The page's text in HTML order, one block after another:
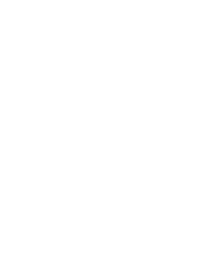
una rete globale
per indirizzare un
per filiali diverse. In altri
le ultime cifre. Se il codice
banca ricevente deve
la tua banca e chiedi di